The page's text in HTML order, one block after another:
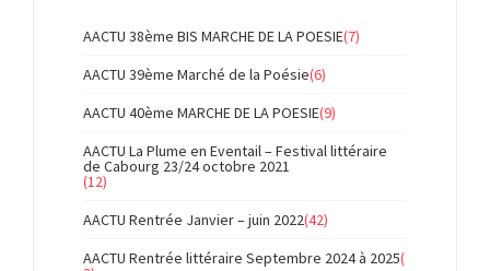
AACTU 38ème BIS MARCHE DE LA POESIE(7)
AACTU 39ème Marché de la Poésie(6)
AACTU 40ème MARCHE DE LA POESIE(9)
AACTU La Plume en Eventail – Festival littéraire
de Cabourg 23/24 octobre 2021
(12)
AACTU Rentrée Janvier – juin 2022(42)
AACTU Rentrée littéraire Septembre 2024 à 2025(